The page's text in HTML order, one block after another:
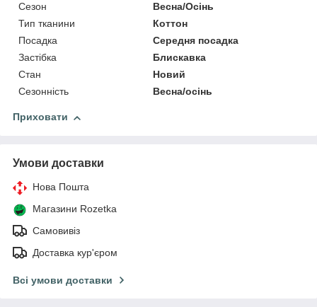
Сезон
Весна/Осінь
Тип тканини
Коттон
Посадка
Середня посадка
Застібка
Блискавка
Стан
Новий
Сезонність
Весна/осінь
Приховати
Умови доставки
Нова Пошта
Магазини Rozetka
Самовивіз
Доставка кур'єром
Всі умови доставки